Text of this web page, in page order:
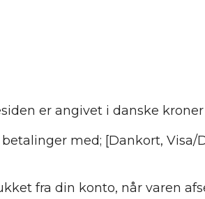
er angivet i danske
med; [Dankort,
fra din konto, når varen